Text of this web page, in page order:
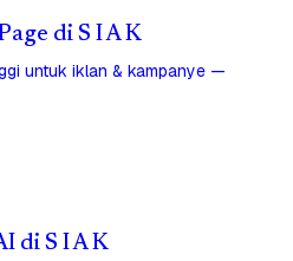
di S I A K
untuk iklan & kampanye —
di S I A K